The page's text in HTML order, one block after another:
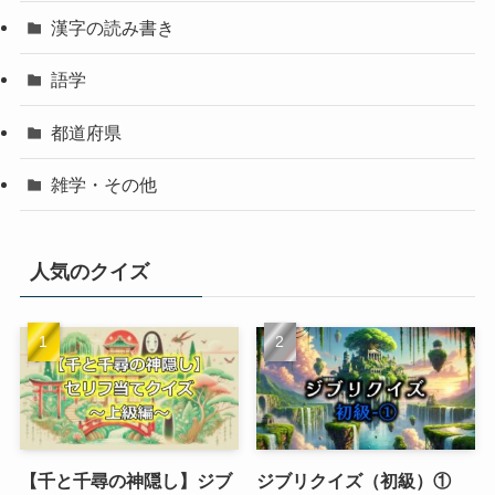
漢字の読み書き
語学
都道府県
雑学・その他
人気のクイズ
【千と千尋の神隠し】ジブ ジブリクイズ（初級）①